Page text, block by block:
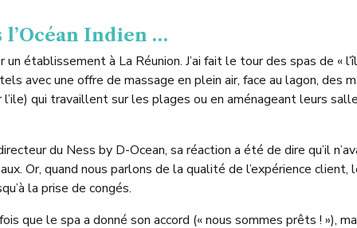
Indien …
établissement à La Réunion. J’ai fait le tour des spas de «
avec une offre de massage en plein air, face au lagon, des
qui travaillent sur les plages ou en aménageant leurs
du Ness by D-Ocean, sa réaction a été de dire qu’il
Or, quand nous parlons de la qualité de l’expérience
la prise de congés.
que le spa a donné son accord (« nous sommes prêts ! »),